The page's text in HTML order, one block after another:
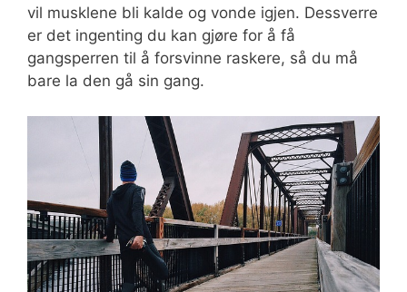
vil musklene bli kalde og vonde igjen. Dessverre
er det ingenting du kan gjøre for å få
gangsperren til å forsvinne raskere, så du må
bare la den gå sin gang.